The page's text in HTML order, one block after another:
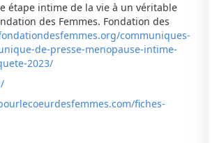
étape intime de la vie à un véritable
des Femmes. Fondation des
communiques-
de-presse-menopause-intime-
2023/
fiches-